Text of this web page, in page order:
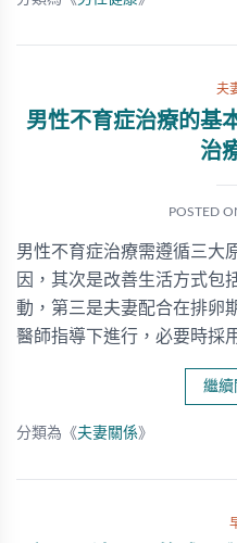
夫
男性不育症治療的基
治
POSTED
男性不育症治療需遵循三大
因，其次是改善生活方式包
動，第三是夫妻配合在排卵
醫師指導下進行，必要時採
繼續
分類為《夫妻關係》